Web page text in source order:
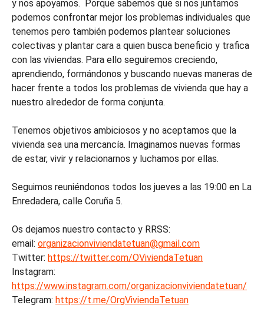
y nos apoyamos. Porque sabemos que si nos juntamos
podemos confrontar mejor los problemas individuales que
tenemos pero también podemos plantear soluciones
colectivas y plantar cara a quien busca beneficio y trafica
con las viviendas. Para ello seguiremos creciendo,
aprendiendo, formándonos y buscando nuevas maneras de
hacer frente a todos los problemas de vivienda que hay a
nuestro alrededor de forma conjunta.
Tenemos objetivos ambiciosos y no aceptamos que la
vivienda sea una mercancía. Imaginamos nuevas formas
de estar, vivir y relacionarnos y luchamos por ellas.
Seguimos reuniéndonos todos los jueves a las 19:00 en La
Enredadera, calle Coruña 5.
Os dejamos nuestro contacto y RRSS:
email: organizacionviviendatetuan@gmail.com
Twitter: https://twitter.com/OViviendaTetuan
Instagram:
https://www.instagram.com/organizacionviviendatetuan/
Telegram: https://t.me/OrgViviendaTetuan